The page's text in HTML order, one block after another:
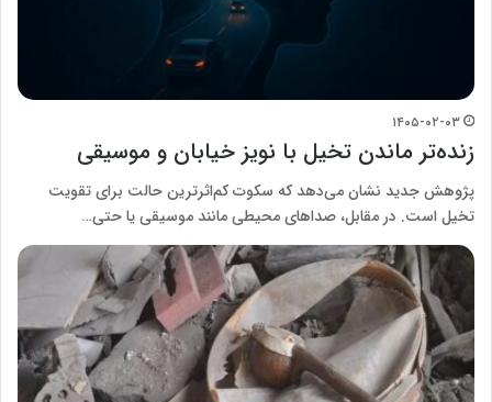
۱۴۰۵-۰۲-۰۳
زنده‌تر ماندن تخیل با نویز خیابان و موسیقی
پژوهش جدید نشان می‌دهد که سکوت کم‌اثرترین حالت برای تقویت
تخیل است. در مقابل، صداهای محیطی مانند موسیقی یا حتی…